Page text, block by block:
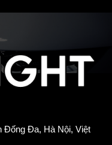
Đống Đa, Hà Nội, Việt